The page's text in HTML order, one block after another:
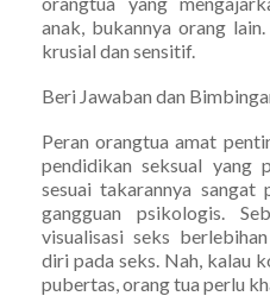
anak, bukannya orang
krusial dan sensitif.
Beri Jawaban dan
Peran orangtua amat
pendidikan seksual yang
sesuai takarannya sangat
gangguan psikologis.
visualisasi seks
diri pada seks. Nah, kalau
pubertas, orang tua perlu